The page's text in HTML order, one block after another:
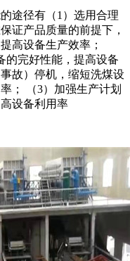
途径有（1）选用合理
证产品质量的前提下，
高设备生产效率；
的完好性能，提高设备
故）停机，缩短洗煤设
； （3）加强生产计划
设备利用率